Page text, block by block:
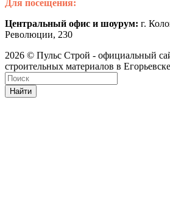
Для посещения:
Центральный офис и шоурум: г.
Революции, 230
2026 © Пульс Строй - официальный
строительных материалов в
Найти